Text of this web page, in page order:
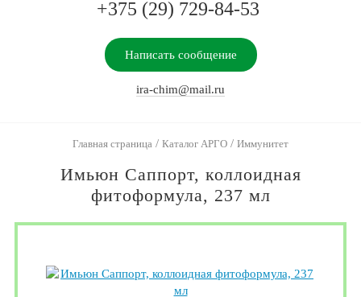
+375 (29) 729-84-53
Написать сообщение
ira-chim@mail.ru
Главная страница / Каталог АРГО / Иммунитет
Имьюн Саппорт, коллоидная
фитоформула, 237 мл